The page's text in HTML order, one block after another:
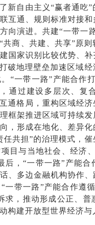
新自由主义“赢者通吃
互通、规则标准对接
向演进。共建“一带一
共商、共建、共享”原
国家识别比较优势、
破地理壁垒加速区域
“一带一路”产能合作
通过建设多层次、复
通格局，重构区域经
框架推进区域可持续
，形成在地化、差异
任共担”的治理模式，
目与当地社会、经济
后，“一带一路”产能
、多边金融机构协作
一带一路”产能合作遵
求，推动形成公正、
构建开放型世界经济